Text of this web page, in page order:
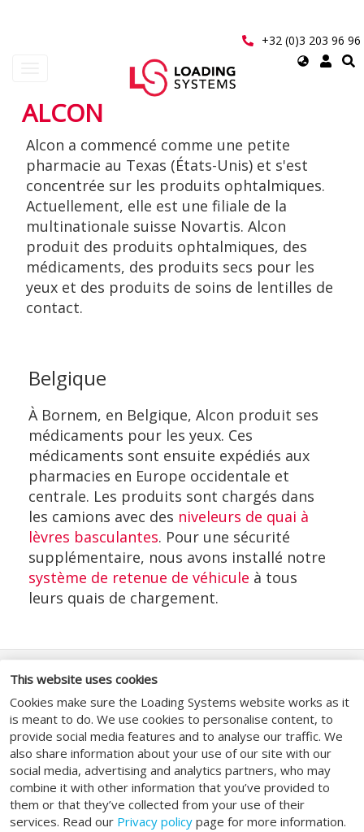
This website uses cookies
Cookies make sure the Loading Systems website works as it
is meant to do. We use cookies to personalise content, to
provide social media features and to analyse our traffic. We
also share information about your use of our site with our
social media, advertising and analytics partners, who may
combine it with other information that you’ve provided to
them or that they’ve collected from your use of their
services. Read our Privacy policy page for more information.
+32 (0)3 203 96 96
Select
User
account
menu
ALCON
Alcon a commencé comme une petite
pharmacie au Texas (États-Unis) et s'est
concentrée sur les produits ophtalmiques.
Actuellement, elle est une filiale de la
multinationale suisse Novartis. Alcon
produit des produits ophtalmiques, des
médicaments, des produits secs pour les
yeux et des produits de soins de lentilles de
contact.
Belgique
À Bornem, en Belgique, Alcon produit ses
médicaments pour les yeux. Ces
médicaments sont ensuite expédiés aux
pharmacies en Europe occidentale et
centrale. Les produits sont chargés dans
les camions avec des niveleurs de quai à
lèvres basculantes. Pour une sécurité
supplémentaire, nous avons installé notre
système de retenue de véhicule à tous
leurs quais de chargement.
MÉDIAS SOCIAUX
GENERAL